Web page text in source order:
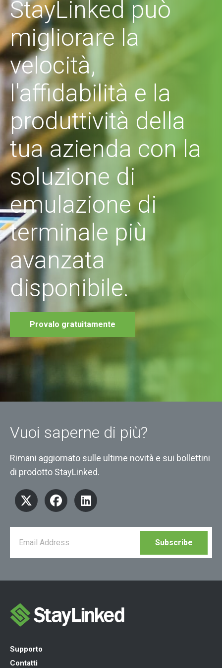
StayLinked può
migliorare la
velocità,
l'affidabilità e la
produttività della
tua azienda con la
soluzione di
emulazione di
terminale più
avanzata
disponibile.
Provalo gratuitamente
Vuoi saperne di più?
Rimani aggiornato sulle ultime novità e sui bollettini
di prodotto StayLinked.
Supporto
Contatti